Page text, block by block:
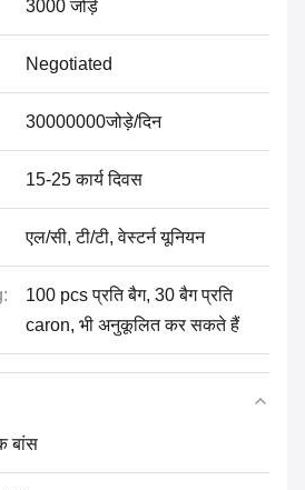
3000 जोड़े
Negotiated
30000000जोड़े/दिन
15-25 कार्य दिवस
एल/सी, टी/टी, वेस्टर्न यूनियन
100 pcs प्रति बैग, 30 बैग प्रति
caron, भी अनुकूलित कर सकते हैं
बांस